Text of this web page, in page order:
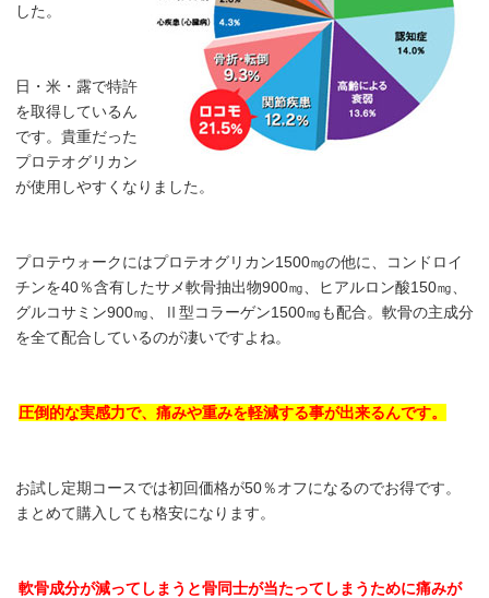
した。
日・米・露で特許
を取得しているん
です。貴重だった
プロテオグリカン
が使用しやすくなりました。
プロテウォークにはプロテオグリカン1500㎎の他に、コンドロイ
チンを40％含有したサメ軟骨抽出物900㎎、ヒアルロン酸150㎎、
グルコサミン900㎎、Ⅱ型コラーゲン1500㎎も配合。軟骨の主成分
を全て配合しているのが凄いですよね。
圧倒的な実感力で、痛みや重みを軽減する事が出来るんです。
お試し定期コースでは初回価格が50％オフになるのでお得です。
まとめて購入しても格安になります。
軟骨成分が減ってしまうと骨同士が当たってしまうために痛みが